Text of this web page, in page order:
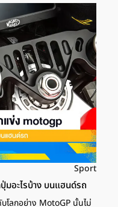
งใหม่ ภูเก็ต และ
าชาวไทยจะได้สัมผัส
ภาพ วอลเลย์บอลหญิงชิง
ชาติ (FIVB) และ
งการว่า ไทยจะเป็นเจ้าภาพ
นามในข้อตกลงร่วมกับ
เพื่อจัดการแข่งขันที่จะ
ากทั่วโลกมาแข่งขันที่
เจ้าภาพวอลเลย์บอลหญิงชิง
อมของประเทศในฐานะ
Class Event Hub) การ
ณจากรัฐบาลกว่า 650 ล้าน
นประเทศมากถึง 8,500 ล้าน
ข้อง นอกจากนี้ยังเป็นเวที
กอีกด้วย การแข่งขัน
หน […]
Sport
อะไรบ้าง บนแฮนด์รถ
โลกอย่าง MotoGP นั้นไม่